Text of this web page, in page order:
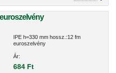
IPE h=330 mm hossz.:12 fm
euroszelvény
Ár:
684 Ft